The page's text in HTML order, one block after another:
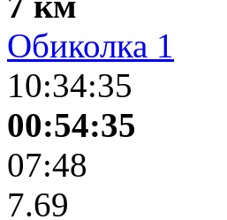
Обиколка 1
10:34:35
00:54:35
07:48
7.69